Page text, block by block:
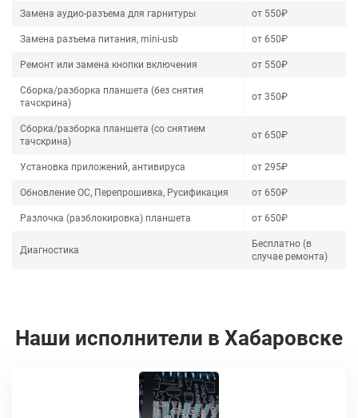
Замена аудио-разъема для гарнитуры от 550₽
Замена разъема питания, mini-usb от 650₽
Ремонт или замена кнопки включения от 550₽
Сборка/разборка планшета (без снятия
тачскрина)
от 350₽
Сборка/разборка планшета (со снятием
тачскрина)
от 650₽
Установка приложений, антивируса от 295₽
Обновление ОС, Перепрошивка, Русификация от 650₽
Разлочка (разблокировка) планшета от 650₽
Диагностика
Бесплатно (в
случае ремонта)
Наши исполнители в Хабаровске